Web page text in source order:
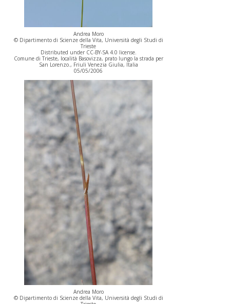
Andrea Moro
© Dipartimento di Scienze della Vita, Università degli Studi di
Trieste
Distributed under CC-BY-SA 4.0 license.
Comune di Trieste, località Basovizza, prato lungo la strada per
San Lorenzo., Friuli Venezia Giulia, Italia
05/05/2006
Andrea Moro
© Dipartimento di Scienze della Vita, Università degli Studi di